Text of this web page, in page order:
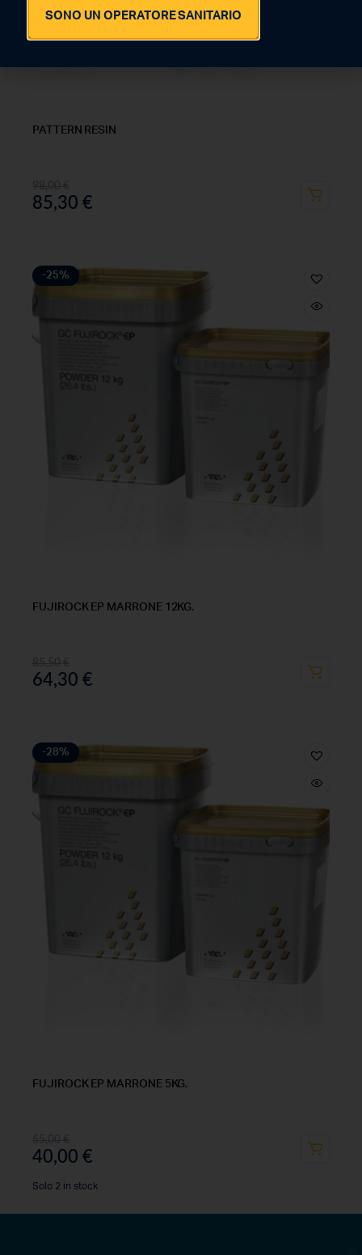
PATTERN RESIN
85,30 €
-25%
FUJIROCK EP MARRONE 12KG.
64,30 €
-28%
FUJIROCK EP MARRONE 5KG.
40,00 €
Solo 2 in stock
SONO UN OPERATORE SANITARIO